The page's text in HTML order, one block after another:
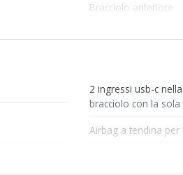
Bracciolo anteriore
Fari con accensione
Illuminazione
2 ingressi usb-c
bracciolo con la
Airbag a tendina